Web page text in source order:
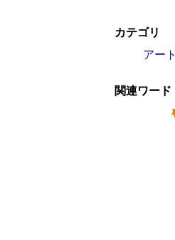
カテゴリ
アート
関連ワード